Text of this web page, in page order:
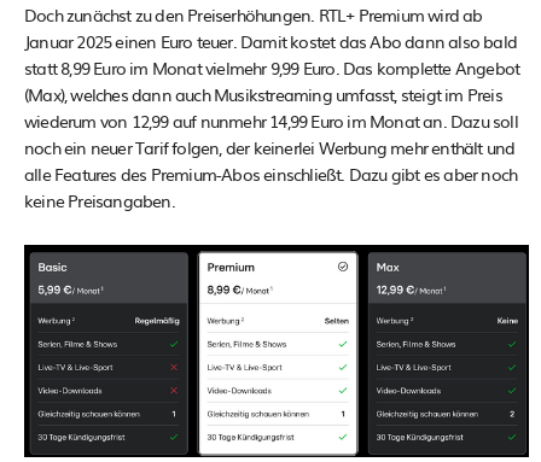
Doch zunächst zu den Preiserhöhungen. RTL+ Premium wird ab
Januar 2025 einen Euro teuer. Damit kostet das Abo dann also bald
statt 8,99 Euro im Monat vielmehr 9,99 Euro. Das komplette Angebot
(Max), welches dann auch Musikstreaming umfasst, steigt im Preis
wiederum von 12,99 auf nunmehr 14,99 Euro im Monat an. Dazu soll
noch ein neuer Tarif folgen, der keinerlei Werbung mehr enthält und
alle Features des Premium-Abos einschließt. Dazu gibt es aber noch
keine Preisangaben.